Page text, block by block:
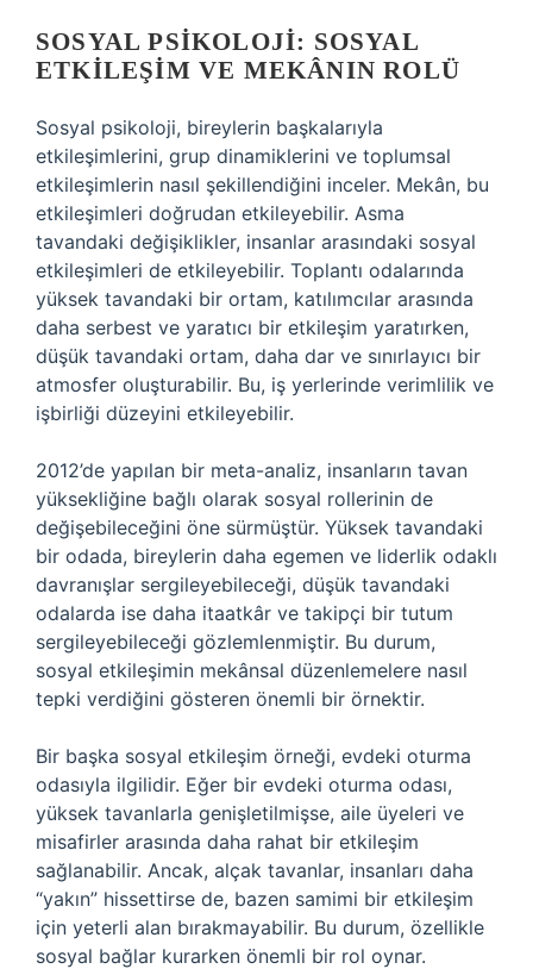
SOSYAL PSIKOLOJI: SOSYAL
ETKILEŞIM VE MEKÂNIN ROLÜ
Sosyal psikoloji, bireylerin başkalarıyla
etkileşimlerini, grup dinamiklerini ve toplumsal
etkileşimlerin nasıl şekillendiğini inceler. Mekân, bu
etkileşimleri doğrudan etkileyebilir. Asma
tavandaki değişiklikler, insanlar arasındaki sosyal
etkileşimleri de etkileyebilir. Toplantı odalarında
yüksek tavandaki bir ortam, katılımcılar arasında
daha serbest ve yaratıcı bir etkileşim yaratırken,
düşük tavandaki ortam, daha dar ve sınırlayıcı bir
atmosfer oluşturabilir. Bu, iş yerlerinde verimlilik ve
işbirliği düzeyini etkileyebilir.
2012’de yapılan bir meta-analiz, insanların tavan
yüksekliğine bağlı olarak sosyal rollerinin de
değişebileceğini öne sürmüştür. Yüksek tavandaki
bir odada, bireylerin daha egemen ve liderlik odaklı
davranışlar sergileyebileceği, düşük tavandaki
odalarda ise daha itaatkâr ve takipçi bir tutum
sergileyebileceği gözlemlenmiştir. Bu durum,
sosyal etkileşimin mekânsal düzenlemelere nasıl
tepki verdiğini gösteren önemli bir örnektir.
Bir başka sosyal etkileşim örneği, evdeki oturma
odasıyla ilgilidir. Eğer bir evdeki oturma odası,
yüksek tavanlarla genişletilmişse, aile üyeleri ve
misafirler arasında daha rahat bir etkileşim
sağlanabilir. Ancak, alçak tavanlar, insanları daha
“yakın” hissettirse de, bazen samimi bir etkileşim
için yeterli alan bırakmayabilir. Bu durum, özellikle
sosyal bağlar kurarken önemli bir rol oynar.